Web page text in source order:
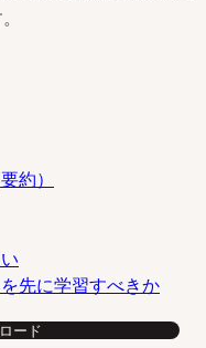
約）
先に学習すべきか
ード